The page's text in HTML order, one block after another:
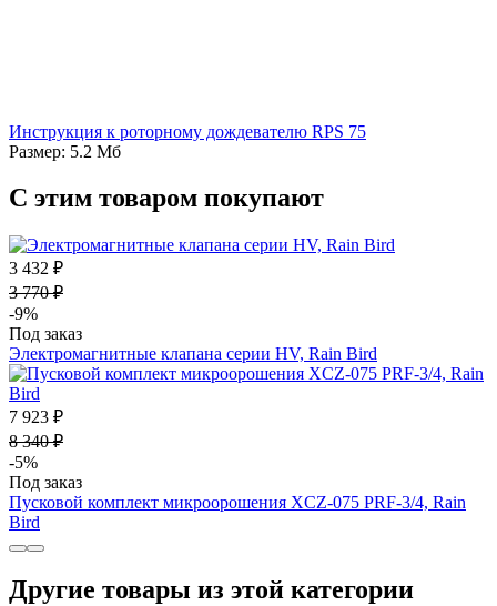
Инструкция к роторному дождевателю RPS 75
Размер: 5.2 Мб
С этим товаром покупают
3 432 ₽
3 770 ₽
-9%
Под заказ
Электромагнитные клапана серии HV, Rain Bird
7 923 ₽
8 340 ₽
-5%
Под заказ
Пусковой комплект микроорошения XCZ-075 PRF-3/4, Rain
Bird
Другие товары из этой категории